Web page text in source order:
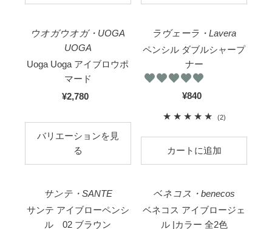
イ
ウオガウオガ・UOGA
UOGA
Uoga Uoga アイブロウポ
マード
国
価
格
¥2,780
バリエーションを見
る
ラヴェーラ・Lavera
ペンシル ダブルシャープ
ナー
国
格
¥840
(2)2
サンテ・SANTE
サンテ アイブローペンシ
ル 02 ブラウン
ベネコス・benecos
ベネコス アイブロージェ
ル |カラー 全2色